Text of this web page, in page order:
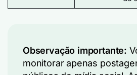
Observação importante:
monitorar apenas